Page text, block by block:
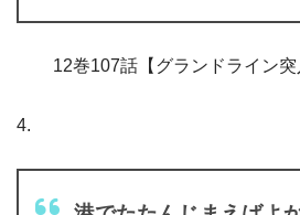
12巻107話【グランドライン
4.